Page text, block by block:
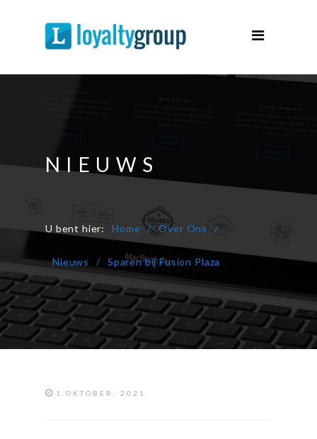
Spaarprogramma
Over Ons
Demo NIEUWS
U bent hier: Home Over Ons
Nieuws Sparen bij Fusion Plaza
1 OKTOBER, 2021